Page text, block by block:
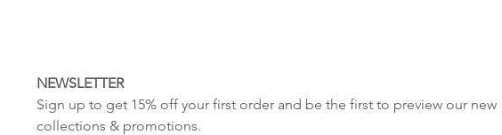
NEWSLETTER
Sign up to get 15% off your first order and be the first to preview our new
collections & promotions.